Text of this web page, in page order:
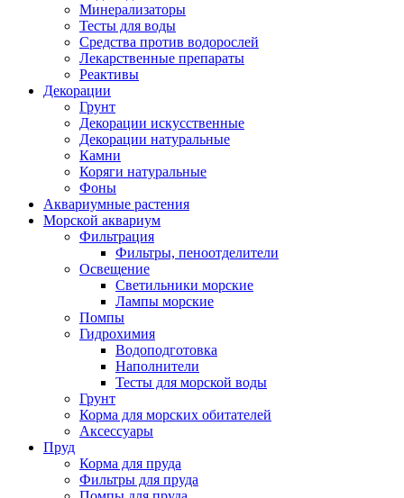
Минерализаторы
Тесты для воды
Средства против водорослей
Лекарственные препараты
Реактивы
Декорации
Грунт
Декорации искусственные
Декорации натуральные
Камни
Коряги натуральные
Фоны
Аквариумные растения
Морской аквариум
Фильтрация
Фильтры, пеноотделители
Освещение
Светильники морские
Лампы морские
Помпы
Гидрохимия
Водоподготовка
Наполнители
Тесты для морской воды
Грунт
Корма для морских обитателей
Аксессуары
Пруд
Корма для пруда
Фильтры для пруда